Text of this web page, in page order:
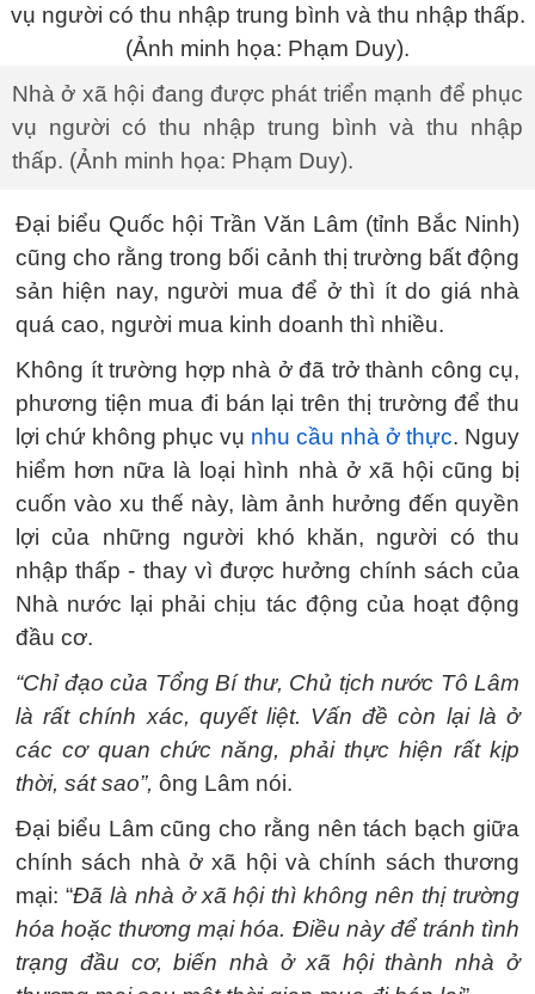
Nhà ở xã hội đang được phát triển mạnh để phục
vụ người có thu nhập trung bình và thu nhập
thấp. (Ảnh minh họa: Phạm Duy).
Đại biểu Quốc hội Trần Văn Lâm (tỉnh Bắc Ninh)
cũng cho rằng trong bối cảnh thị trường bất động
sản hiện nay, người mua để ở thì ít do giá nhà
quá cao, người mua kinh doanh thì nhiều.
Không ít trường hợp nhà ở đã trở thành công cụ,
phương tiện mua đi bán lại trên thị trường để thu
lợi chứ không phục vụ nhu cầu nhà ở thực. Nguy
hiểm hơn nữa là loại hình nhà ở xã hội cũng bị
cuốn vào xu thế này, làm ảnh hưởng đến quyền
lợi của những người khó khăn, người có thu
nhập thấp - thay vì được hưởng chính sách của
Nhà nước lại phải chịu tác động của hoạt động
đầu cơ.
“Chỉ đạo của Tổng Bí thư, Chủ tịch nước Tô Lâm
là rất chính xác, quyết liệt. Vấn đề còn lại là ở
các cơ quan chức năng, phải thực hiện rất kịp
thời, sát sao”, ông Lâm nói.
Đại biểu Lâm cũng cho rằng nên tách bạch giữa
chính sách nhà ở xã hội và chính sách thương
mại: “Đã là nhà ở xã hội thì không nên thị trường
hóa hoặc thương mại hóa. Điều này để tránh tình
trạng đầu cơ, biến nhà ở xã hội thành nhà ở